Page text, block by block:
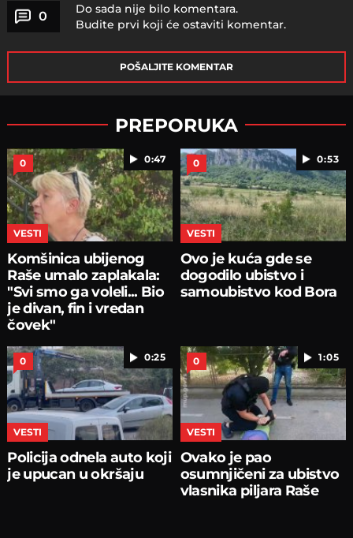
0
Do sada nije bilo komentara.
Budite prvi koji će ostaviti komentar.
POŠALJITE KOMENTAR
PREPORUKA
0:47
0
VESTI
Komšinica ubijenog
Raše umalo zaplakala:
"Svi smo ga voleli... Bio
je divan, fin i vredan
čovek"
0:53
0
VESTI
Ovo je kuća gde se
dogodilo ubistvo i
samoubistvo kod Bora
0:25
0
VESTI
Policija odnela auto koji
je upucan u okršaju
1:05
0
VESTI
Ovako je pao
osumnjičeni za ubistvo
vlasnika piljara Raše